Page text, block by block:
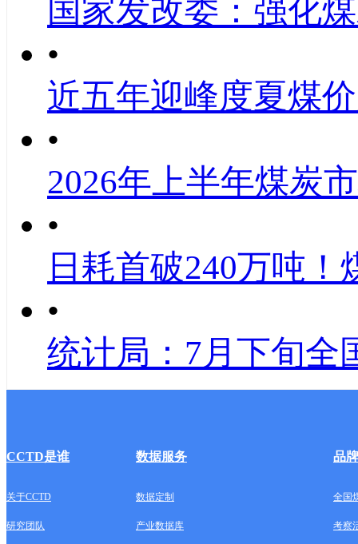
国家发改委：强化
•
近五年迎峰度夏煤
•
2026年上半年煤炭
•
日耗首破240万吨！
•
统计局：7月下旬全
CCTD是谁 数据服务 品
关于CCTD 数据定制 全国
研究团队 产业数据库 考察